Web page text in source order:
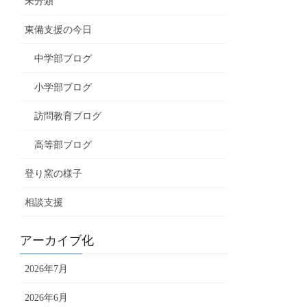
東備支援の今日
中学部ブログ
小学部ブログ
訪問教育ブログ
高等部ブログ
登り窯の様子
相談支援
アーカイブ化
2026年7月
2026年6月